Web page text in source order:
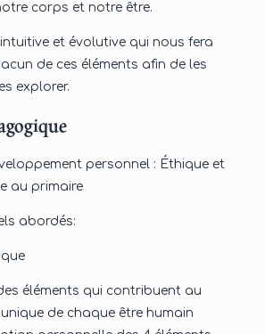
corps et notre être.
et évolutive qui nous fera
de ces éléments afin de les
explorer.
personnel : Éthique et
au primaire
abordés:
éléments qui contribuent au
de chaque être humain